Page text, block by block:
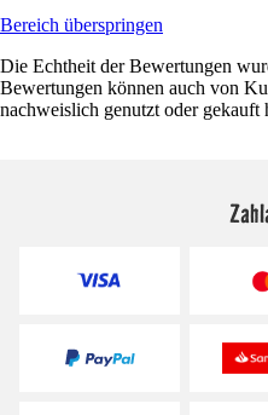
Bereich überspringen
Die Echtheit der Bewertungen
Bewertungen können auch von
nachweislich genutzt oder gekauft